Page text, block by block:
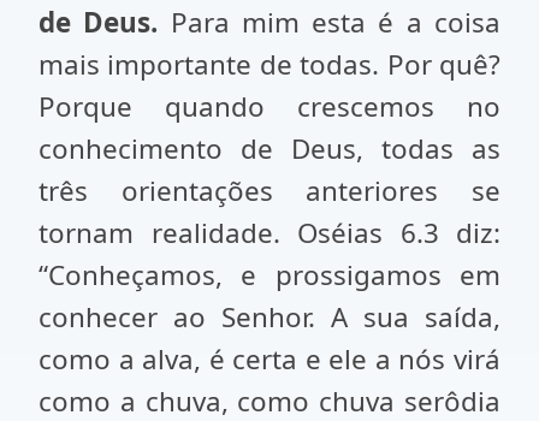
de Deus. Para mim esta é a coisa
mais importante de todas. Por quê?
Porque quando crescemos no
conhecimento de Deus, todas as
três orientações anteriores se
tornam realidade. Oséias 6.3 diz:
“Conheçamos, e prossigamos em
conhecer ao Senhor. A sua saída,
como a alva, é certa e ele a nós virá
como a chuva, como chuva serôdia